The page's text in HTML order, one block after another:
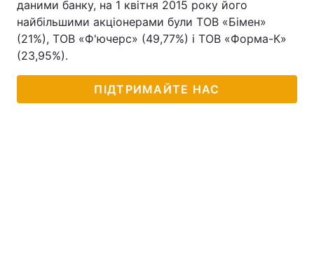
даними банку, на 1 квітня 2015 року його
найбільшими акціонерами були ТОВ «Бімен»
(21%), ТОВ «Ф'ючерс» (49,77%) і ТОВ «Форма-К»
(23,95%).
ПІДТРИМАЙТЕ НАС